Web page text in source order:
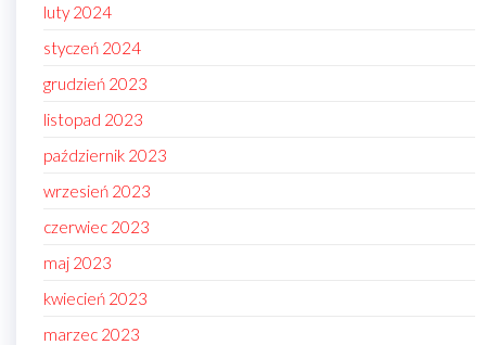
luty 2024
styczeń 2024
grudzień 2023
listopad 2023
październik 2023
wrzesień 2023
czerwiec 2023
maj 2023
kwiecień 2023
marzec 2023